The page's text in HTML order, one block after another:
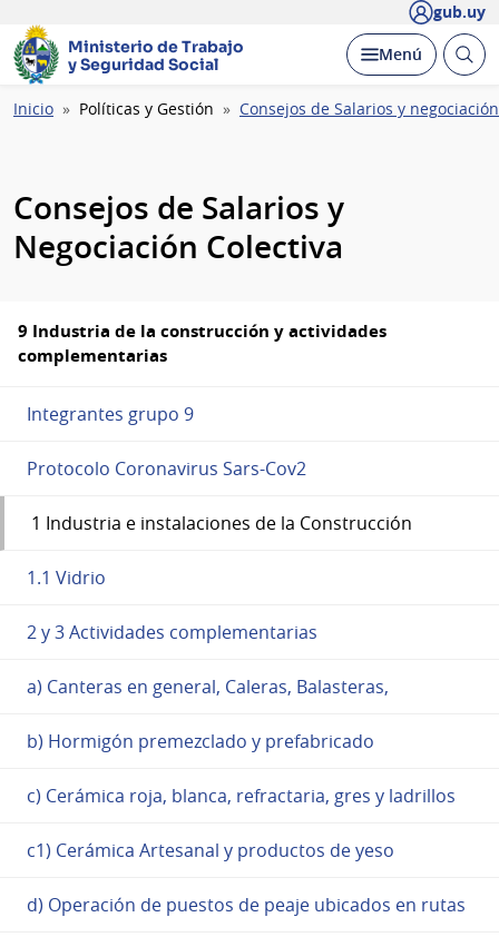
gub.uy
Ministerio de Trabajo
y Seguridad Social
Desplegar
Menú Abrir
Ruta
Inicio Políticas y Gestión Consejos de Salarios y
Consejos de Salarios y
Negociación Colectiva
9 Industria de la construcción y actividades
complementarias
Integrantes grupo 9
Protocolo Coronavirus Sars-Cov2
1 Industria e instalaciones de la Construcción
1.1 Vidrio
2 y 3 Actividades complementarias
a) Canteras en general, Caleras, Balasteras,
b) Hormigón premezclado y prefabricado
c) Cerámica roja, blanca, refractaria, gres y ladrillos
c1) Cerámica Artesanal y productos de yeso
d) Operación de puestos de peaje ubicados en rutas